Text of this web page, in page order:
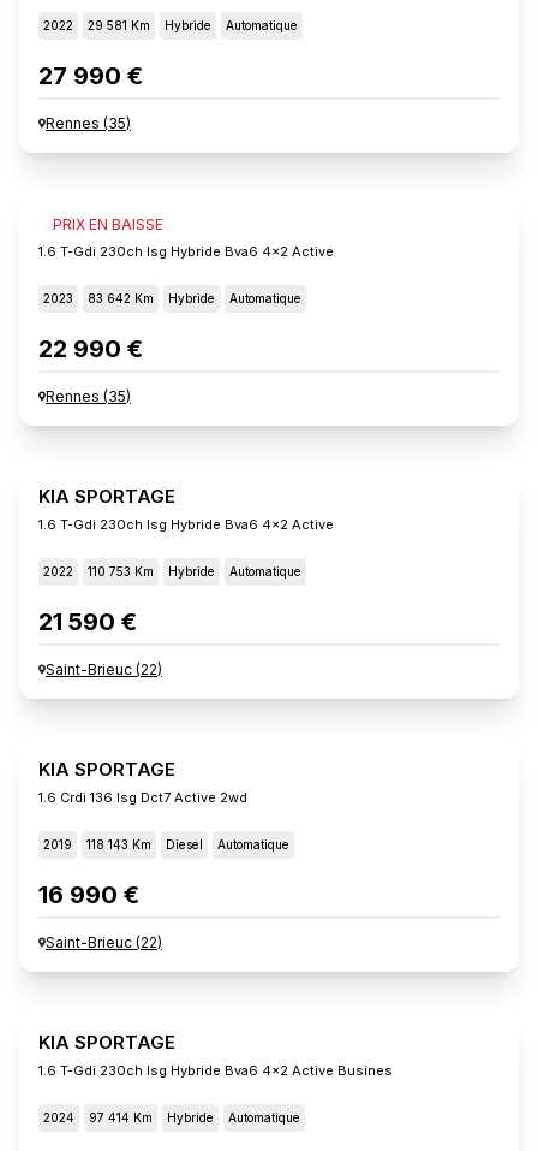
2022 29 581 Km Hybride Automatique
27 990 €
Rennes (35)
PRIX EN BAISSE
KIA SPORTAGE
1.6 T-Gdi 230ch Isg Hybride Bva6 4x2 Active
2023 83 642 Km Hybride Automatique
22 990 €
Rennes (35)
KIA SPORTAGE
1.6 T-Gdi 230ch Isg Hybride Bva6 4x2 Active
2022 110 753 Km Hybride Automatique
21 590 €
Saint-Brieuc (22)
KIA SPORTAGE
1.6 Crdi 136 Isg Dct7 Active 2wd
2019 118 143 Km Diesel Automatique
16 990 €
Saint-Brieuc (22)
KIA SPORTAGE
1.6 T-Gdi 230ch Isg Hybride Bva6 4x2 Active Busines
2024 97 414 Km Hybride Automatique